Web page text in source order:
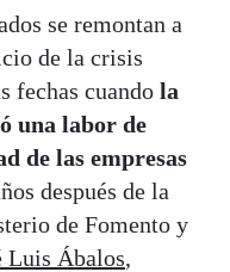
se remontan a
de la crisis
fechas cuando la
una labor de
de las empresas
después de la
de Fomento y
Luis Ábalos,